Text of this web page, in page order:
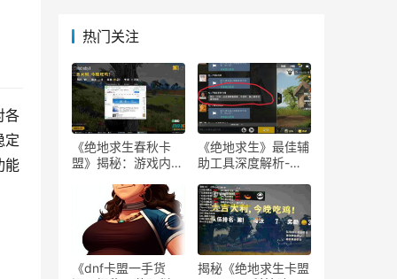
各
定
能
热门关注
《绝地求生春秋卡
盟》揭秘：游戏内外
《绝地求生》最佳辅
助工具深度解析-
知：选择最佳游戏辅
助软件的指南
《dnf卡盟一手货
揭秘《绝地求生卡盟